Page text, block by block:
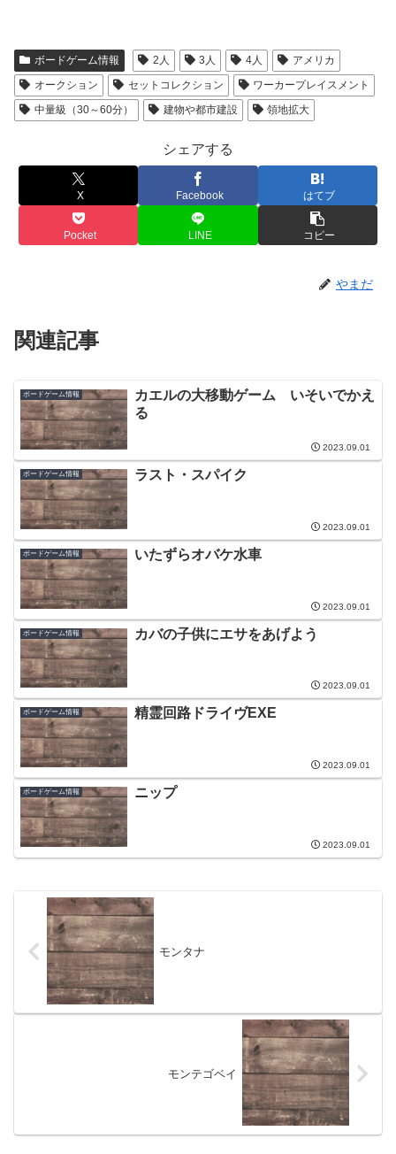
ボードゲーム情報 2人 3人 4人
アメリカ
オークション
セットコレクション
ワーカープレイスメント
中量級（30～60分）
建物や都市建設 領地拡大
シェアする
X Facebook はてブ
Pocket LINE コピー
やまだ
関連記事
ボードゲーム情報
カエルの大移動ゲーム いそいでかえ
る
2023.09.01
ボードゲーム情報 ラスト・スパイク
2023.09.01
ボードゲーム情報 いたずらオバケ水車
2023.09.01
ボードゲーム情報 カバの子供にエサをあげよう
2023.09.01
ボードゲーム情報 精霊回路ドライヴEXE
2023.09.01
ボードゲーム情報 ニップ
2023.09.01
モンタナ
モンテゴベイ